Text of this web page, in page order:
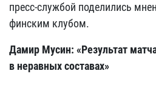
пресс-службой поделились
финским клубом.
Дамир Мусин: «Результат
в неравных составах»